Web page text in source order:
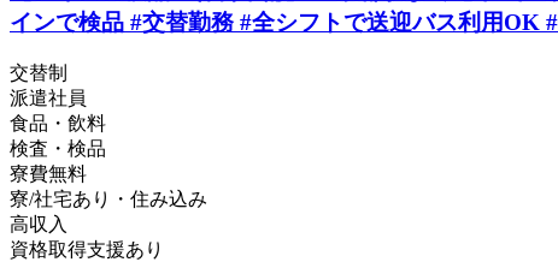
インで検品 #交替勤務 #全シフトで送迎バス利用OK
交替制
派遣社員
食品・飲料
検査・検品
寮費無料
寮/社宅あり・住み込み
高収入
資格取得支援あり